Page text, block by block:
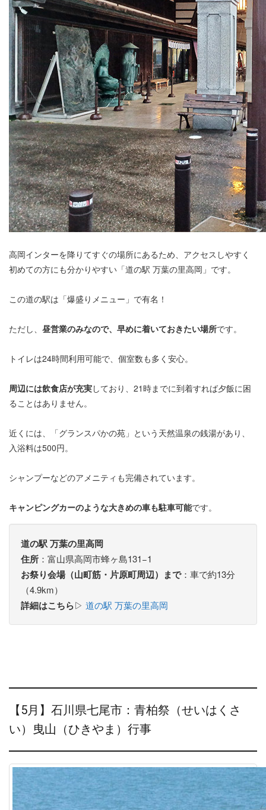
高岡インターを降りてすぐの場所にあるため、アクセスしやすく
初めての方にも分かりやすい「道の駅 万葉の里高岡」です。
この道の駅は「爆盛りメニュー」で有名！
ただし、 昼営業のみなので、早めに着いておきたい場所です。
トイレは24時間利用可能で、個室数も多く安心。
周辺には飲食店が充実しており、21時までに到着すれば夕飯に困
ることはありません。
近くには、「グランスパかの苑」という天然温泉の銭湯があり、
入浴料は500円。
シャンプーなどのアメニティも完備されています。
キャンピングカーのような大きめの車も駐車可能です。
道の駅 万葉の里高岡
住所 ：富山県高岡市蜂ヶ島131−1
お祭り会場（山町筋・片原町周辺）まで：車で約13分
（4.9km）
詳細はこちら▷ 道の駅 万葉の里高岡
【5月】石川県七尾市：青柏祭（せいはくさ
い）曳山（ひきやま）行事